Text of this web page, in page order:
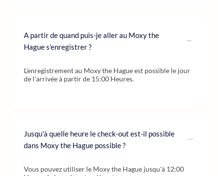
A partir de quand puis-je aller au Moxy the
Hague s'enregistrer ?
L'enregistrement au Moxy the Hague est possible le jour
de l'arrivée à partir de 15:00 Heures.
Jusqu'à quelle heure le check-out est-il possible
dans Moxy the Hague possible ?
Vous pouvez utiliser le Moxy the Hague jusqu'à 12:00